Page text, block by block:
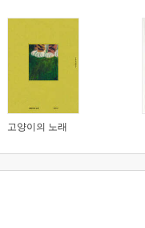
고양이의 노래